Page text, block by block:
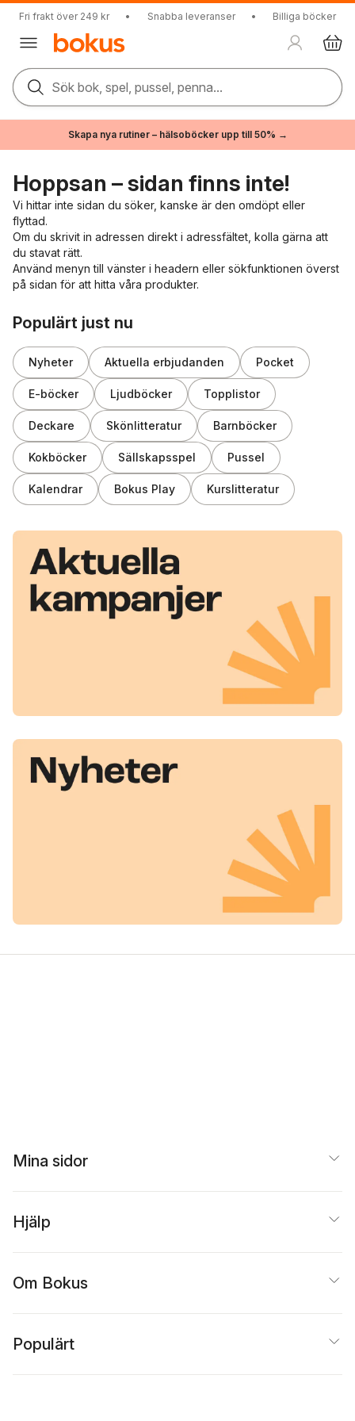
Fri frakt över 249 kr • Snabba leveranser • Billiga böcker
Sök bok, spel, pussel, penna...
Skapa nya rutiner – hälsoböcker upp till 50% →
Hoppsan – sidan finns inte!
Vi hittar inte sidan du söker, kanske är den omdöpt eller
flyttad.
Om du skrivit in adressen direkt i adressfältet, kolla gärna att
du stavat rätt.
Använd menyn till vänster i headern eller sökfunktionen överst
på sidan för att hitta våra produkter.
Populärt just nu
Nyheter Aktuella erbjudanden Pocket
E-böcker Ljudböcker Topplistor
Deckare Skönlitteratur Barnböcker
Kokböcker Sällskapsspel Pussel
Kalendrar Bokus Play Kurslitteratur
Mina sidor
Hjälp
Om Bokus
Populärt